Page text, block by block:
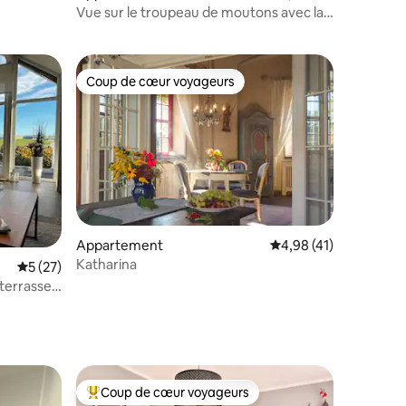
Vue sur le troupeau de moutons avec lac
: 5 sur 5
appréciés
Évaluation moyenne sur la base de 27 commentaires : 5 sur 5
5 (27)
Coup de cœur voyageurs
Coup de cœur voyageurs
Appartement Évaluation moyenne
4,98 (41)
Katharina
appréciés Coups de cœur voyageurs les plus appréciés
Coup de cœur voyageurs